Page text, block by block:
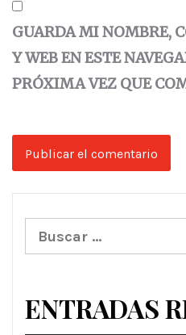
GUARDA MI NOMBRE,
Y WEB EN ESTE
PRÓXIMA VEZ QUE
Buscar:
ENTRADAS